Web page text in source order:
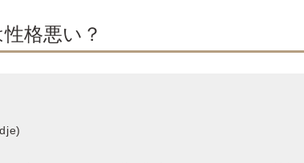
格悪い？